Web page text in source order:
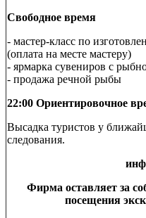
Свободное время
- мастер-класс по
(оплата на месте мастеру)
- ярмарка сувениров с
- продажа речной рыбы
22:00 Ориентировочное
Высадка туристов у
следования.
Фирма оставляет за
посещения